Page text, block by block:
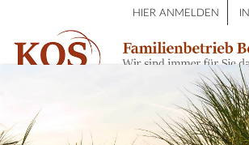
HIER ANMELDEN